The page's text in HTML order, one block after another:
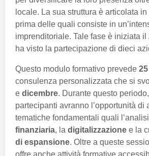
locale. La sua struttura è articolata
prima delle quali consiste in
imprenditoriale. Tale fase è iniziata il
ha visto la partecipazione di dieci
Questo modulo formativo prevede
consulenza personalizzata che si
e dicembre. Durante questo
partecipanti avranno l’opportunità di
tematiche fondamentali quali l’analisi
finanziaria, la digitalizzazione e la
di espansione. Oltre a queste